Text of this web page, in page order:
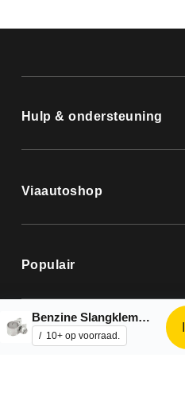
Hulp & ondersteuning
Viaautoshop
Populair
Benzine Slangklem 9 mm – 10 stuks
10+ op voorraad.